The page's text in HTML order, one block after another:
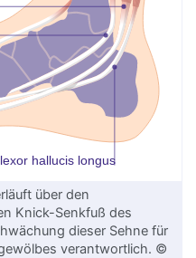
über den
Knick-Senkfuß des
dieser Sehne für
verantwortlich. ©